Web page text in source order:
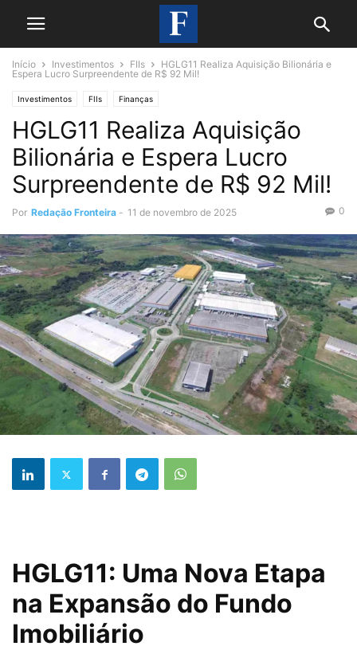
Início Investimentos FIIs
HGLG11 Realiza Aquisição Bilionária e
Espera Lucro Surpreendente de R$ 92 Mil!
Investimentos FIIs Finanças
HGLG11 Realiza Aquisição
Bilionária e Espera Lucro
Surpreendente de R$ 92 Mil!
Por Redação Fronteira - 11 de novembro de 2025 0
HGLG11: Uma Nova Etapa
na Expansão do Fundo
Imobiliário